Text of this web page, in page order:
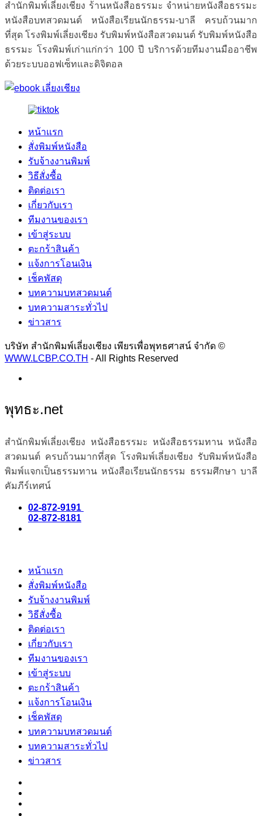
สำนักพิมพ์เลี่ยงเชียง ร้านหนังสือธรรมะ จำหน่ายหนังสือธรรมะ
หนังสือบทสวดมนต์ หนังสือเรียนนักธรรม-บาลี ครบถ้วนมาก
ที่สุด โรงพิมพ์เลี่ยงเชียง รับพิมพ์หนังสือสวดมนต์ รับพิมพ์หนังสือ
ธรรมะ โรงพิมพ์เก่าแก่กว่า 100 ปี บริการด้วยทีมงานมืออาชีพ
ด้วยระบบออฟเซ็ทและดิจิตอล
หน้าแรก
สั่งพิมพ์หนังสือ
รับจ้างงานพิมพ์
วิธีสั่งซื้อ
ติดต่อเรา
เกี่ยวกับเรา
ทีมงานของเรา
เข้าสู่ระบบ
ตะกร้าสินค้า
แจ้งการโอนเงิน
เช็คพัสดุ
บทความบทสวดมนต์
บทความสาระทั่วไป
ข่าวสาร
บริษัท สำนักพิมพ์เลี่ยงเชียง เพียรเพื่อพุทธศาสน์ จำกัด ©
WWW.LCBP.CO.TH - All Rights Reserved
พุทธะ.net
สำนักพิมพ์เลี่ยงเชียง หนังสือธรรมะ หนังสือธรรมทาน หนังสือ
สวดมนต์ ครบถ้วนมากที่สุด โรงพิมพ์เลี่ยงเชียง รับพิมพ์หนังสือ
พิมพ์แจกเป็นธรรมทาน หนังสือเรียนนักธรรม ธรรมศึกษา บาลี
คัมภีร์เทศน์
02-872-9191
02-872-8181
หน้าแรก
สั่งพิมพ์หนังสือ
รับจ้างงานพิมพ์
วิธีสั่งซื้อ
ติดต่อเรา
เกี่ยวกับเรา
ทีมงานของเรา
เข้าสู่ระบบ
ตะกร้าสินค้า
แจ้งการโอนเงิน
เช็คพัสดุ
บทความบทสวดมนต์
บทความสาระทั่วไป
ข่าวสาร